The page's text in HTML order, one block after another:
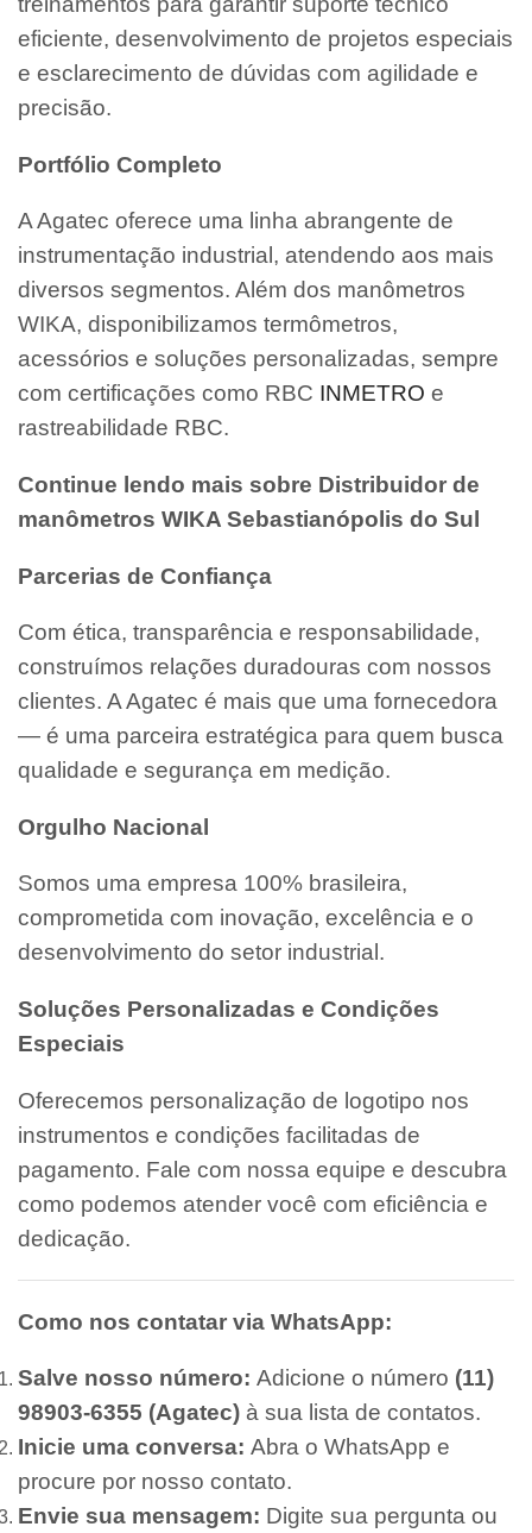
eficiente, desenvolvimento de projetos especiais
e esclarecimento de dúvidas com agilidade e
precisão.
Portfólio Completo
A Agatec oferece uma linha abrangente de
instrumentação industrial, atendendo aos mais
diversos segmentos. Além dos manômetros
WIKA, disponibilizamos termômetros,
acessórios e soluções personalizadas, sempre
com certificações como RBC INMETRO e
rastreabilidade RBC.
Continue lendo mais sobre Distribuidor de
manômetros WIKA Sebastianópolis do Sul
Parcerias de Confiança
Com ética, transparência e responsabilidade,
construímos relações duradouras com nossos
clientes. A Agatec é mais que uma fornecedora
— é uma parceira estratégica para quem busca
qualidade e segurança em medição.
Orgulho Nacional
Somos uma empresa 100% brasileira,
comprometida com inovação, excelência e o
desenvolvimento do setor industrial.
Soluções Personalizadas e Condições
Especiais
Oferecemos personalização de logotipo nos
instrumentos e condições facilitadas de
pagamento. Fale com nossa equipe e descubra
como podemos atender você com eficiência e
dedicação.
Como nos contatar via WhatsApp:
Salve nosso número: Adicione o número (11)
98903-6355 (Agatec) à sua lista de contatos.
Inicie uma conversa: Abra o WhatsApp e
procure por nosso contato.
Envie sua mensagem: Digite sua pergunta ou